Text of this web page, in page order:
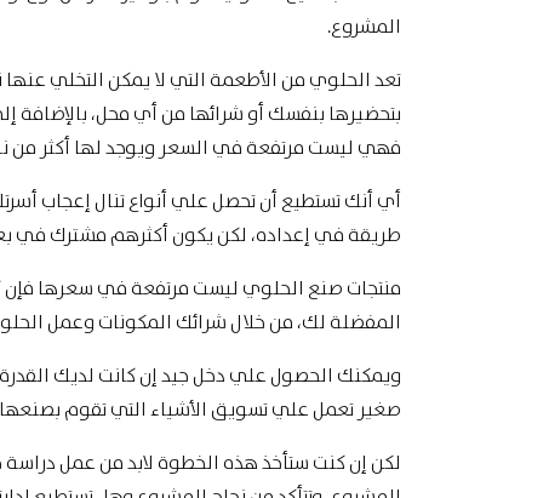
المشروع.
تعد الحلوي من الأطعمة التي لا يمكن التخلي
بتحضيرها بنفسك أو شرائها من أي محل، بالإضافة
فهي ليست مرتفعة في السعر ويوجد لها أكثر من
أي أنك تستطيع أن تحصل علي أنواع تنال إعجاب
طريقة في إعداده، لكن يكون أكثرهم مشترك في
منتجات صنع الحلوي ليست مرتفعة في سعرها فإن
المفضلة لك، من خلال شرائك المكونات وعمل
ويمكنك الحصول علي دخل جيد إن كانت لديك
صغير تعمل علي تسويق الأشياء التي تقوم
لكن إن كنت ستأخذ هذه الخطوة لابد من عمل